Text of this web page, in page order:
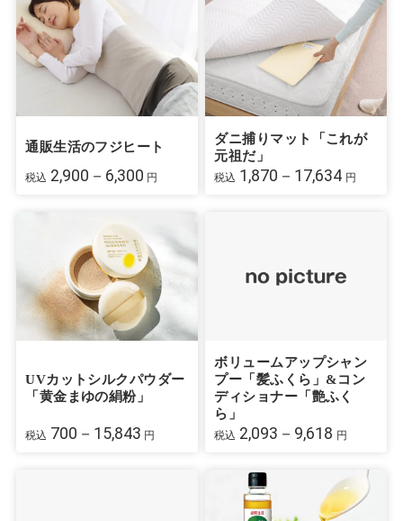
通販生活のフジヒート
税込 2,900－6,300 円
ダニ捕りマット「これが
元祖だ」
税込 1,870－17,634 円
UVカットシルクパウダー
「黄金まゆの絹粉」
税込 700－15,843 円
ボリュームアップシャン
プー「髪ふくら」&コン
ディショナー「艶ふく
ら」
税込 2,093－9,618 円